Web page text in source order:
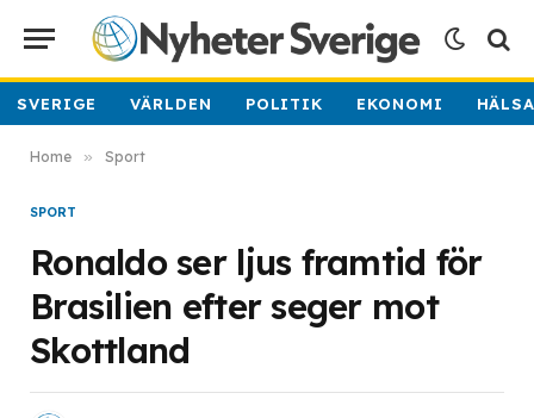
SVERIGE VÄRLDEN POLITIK EKONOMI
Home » Sport
SPORT
Ronaldo ser ljus framtid för
Brasilien efter seger mot
Skottland